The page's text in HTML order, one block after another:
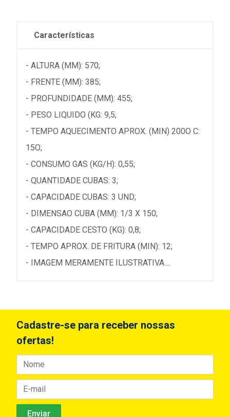
Características
- ALTURA (MM): 570;
- FRENTE (MM): 385;
- PROFUNDIDADE (MM): 455;
- PESO LIQUIDO (KG: 9,5;
- TEMPO AQUECIMENTO APROX. (MIN) 200O C:
15O;
- CONSUMO GAS (KG/H): 0,55;
- QUANTIDADE CUBAS: 3;
- CAPACIDADE CUBAS: 3 UND;
- DIMENSAO CUBA (MM): 1/3 X 150;
- CAPACIDADE CESTO (KG): 0,8;
- TEMPO APROX. DE FRITURA (MIN): 12;
- IMAGEM MERAMENTE ILUSTRATIVA....
Cadastre-se para receber nossas
ofertas!